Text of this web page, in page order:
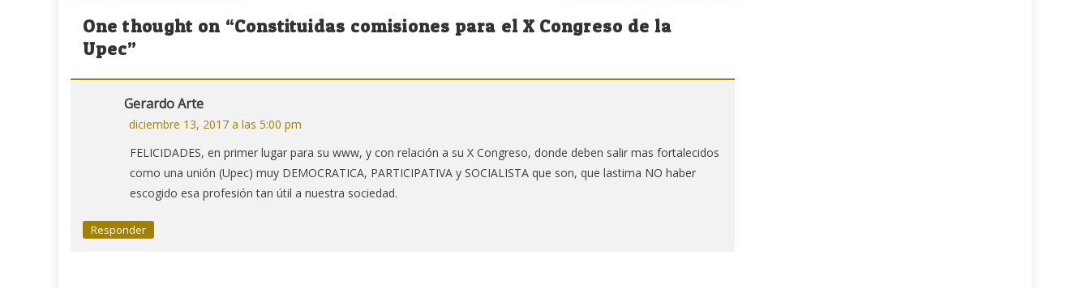
de
entradas
One thought on “Constituidas comisiones para el X Congreso de la
Upec”
Gerardo Arte
diciembre 13, 2017 a las 5:00 pm
FELICIDADES, en primer lugar para su www, y con relación a su X Congreso, donde deben salir mas fortalecidos
como una unión (Upec) muy DEMOCRATICA, PARTICIPATIVA y SOCIALISTA que son, que lastima NO haber
escogido esa profesión tan útil a nuestra sociedad.
Responder